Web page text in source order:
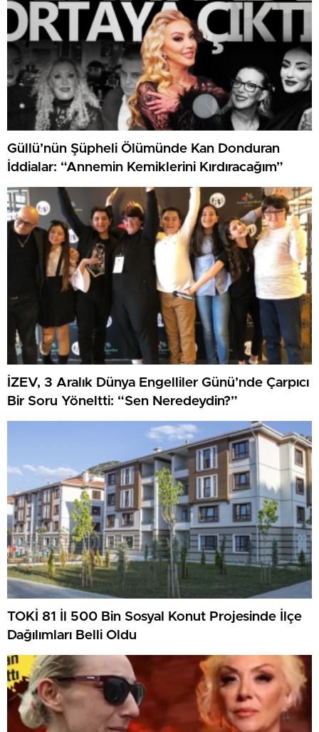
Güllü’nün Şüpheli Ölümünde Kan Donduran
İddialar: “Annemin Kemiklerini Kırdıracağım”
İZEV, 3 Aralık Dünya Engelliler Günü’nde Çarpıcı
Bir Soru Yöneltti: “Sen Neredeydin?”
TOKİ 81 İl 500 Bin Sosyal Konut Projesinde İlçe
Dağılımları Belli Oldu